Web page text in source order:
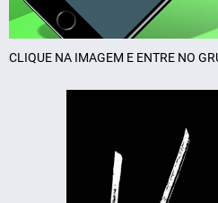
CLIQUE NA IMAGEM E ENTRE NO